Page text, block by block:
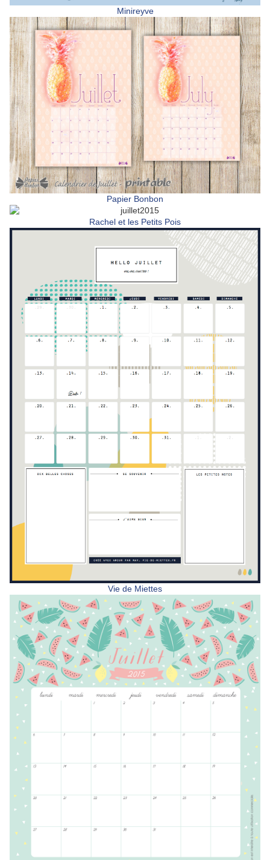
Minireyve
Papier Bonbon
Rachel et les Petits Pois
Vie de Miettes